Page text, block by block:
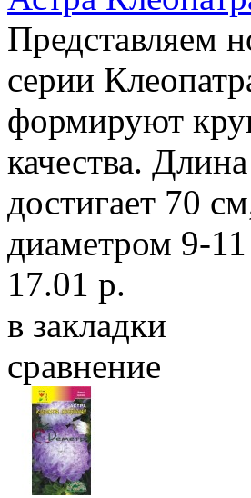
Представляем
серии
формируют
качества.
достигает 70
диаметром 9-
17.01 р.
в закладки
сравнение